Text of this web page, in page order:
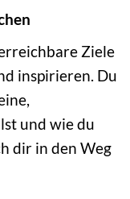
Ziele
inspirieren. Du
und wie du
dir in den Weg